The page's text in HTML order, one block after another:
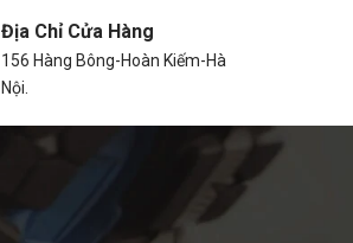
Địa Chỉ Cửa Hàng
156 Hàng Bông-Hoàn Kiếm-Hà
Nội.